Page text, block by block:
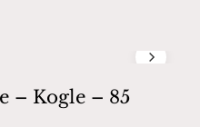
– Kogle – 85